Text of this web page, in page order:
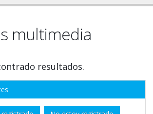
multimedia
resultados.